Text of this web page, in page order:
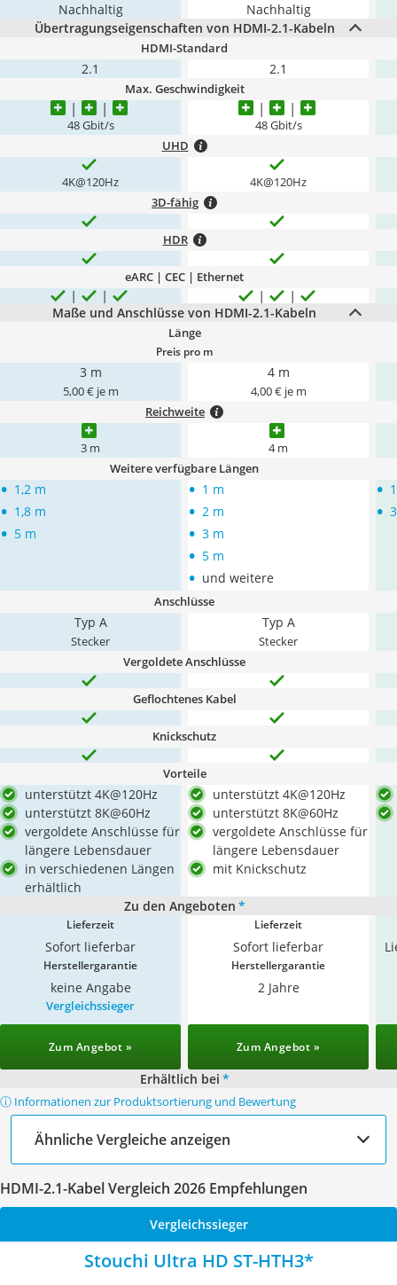
Nachhaltig
Nachhaltig
Übertragungseigenschaften von HDMI-2.1-Kabeln
HDMI-Standard
2.1 2.1
Max. Geschwindigkeit
48 Gbit/s 48 Gbit/s
UHD
4K@120Hz 4K@120Hz
3D-fähig
HDR
eARC | CEC | Ethernet
Maße und Anschlüsse von HDMI-2.1-Kabeln
Länge
Preis pro m
3 m
5,00 € je m
4 m
4,00 € je m
Reichweite
3 m 4 m
Weitere verfügbare Längen
• 1,2 m
• 1,8 m
• 5 m
• 1 m
• 2 m
• 3 m
• 5 m
• und weitere
•
•
Anschlüsse
Typ A
Stecker
Typ A
Stecker
Vergoldete Anschlüsse
Geflochtenes Kabel
Knickschutz
Vorteile
unterstützt 4K@120Hz
unterstützt 8K@60Hz
vergoldete Anschlüsse für
längere Lebensdauer
in verschiedenen Längen
erhältlich
unterstützt 4K@120Hz
unterstützt 8K@60Hz
vergoldete Anschlüsse für
längere Lebensdauer
mit Knickschutz
Zu den Angeboten *
Lieferzeit
Sofort lieferbar
Lieferzeit
Sofort lieferbar
Herstellergarantie
keine Angabe
Herstellergarantie
2 Jahre
Vergleichssieger
Zum Angebot » Zum Angebot »
Erhältlich bei *
ⓘ Informationen zur Produktsortierung und Bewertung
Ähnliche Vergleiche anzeigen
HDMI-2.1-Kabel Vergleich 2026 Empfehlungen
Vergleichssieger
Stouchi Ultra HD ST-HTH3